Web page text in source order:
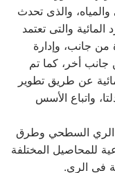
والذى تحدث
والتى تعتمد
من جانب، وإدارة
جانب أخر، كما تم
عن طريق تطوير
واتباع الأسس
الري السطحي وطرق
للمحاصيل المختلفة
فى الري.